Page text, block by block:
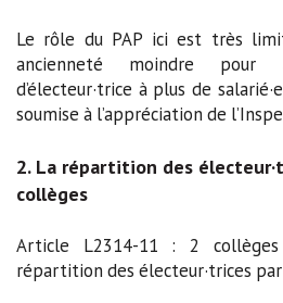
Le rôle du PAP ici est très
ancienneté moindre pour
d’électeur·trice à plus de
soumise à l’appréciation de
2. La répartition des
collèges
Article L2314-11 : 2
répartition des électeur·trices